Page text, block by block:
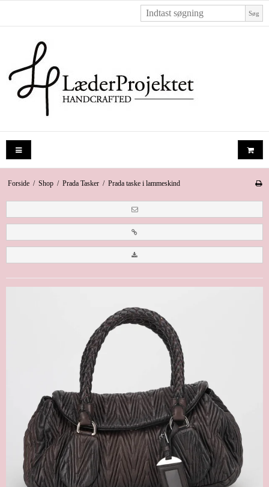
Søg
Forside / Shop / Prada Tasker / Prada taske i lammeskind